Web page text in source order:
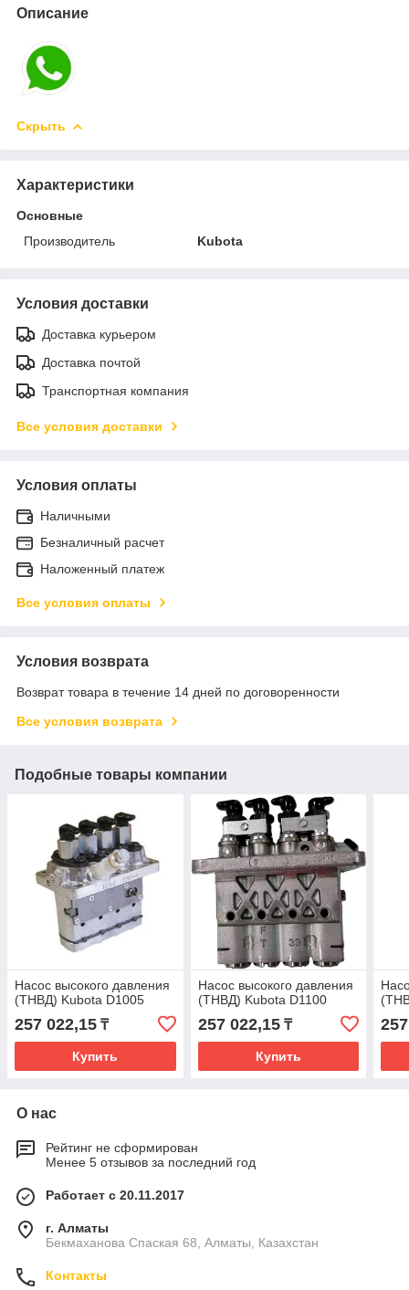
Описание
Скрыть
Характеристики
Основные
Производитель
Kubota
Условия доставки
Доставка курьером
Доставка почтой
Транспортная компания
Все условия доставки
Условия оплаты
Наличными
Безналичный расчет
Наложенный платеж
Все условия оплаты
Условия возврата
Возврат товара в течение 14 дней по договоренности
Все условия возврата
Подобные товары компании
Насос высокого давления
(ТНВД) Kubota D1005
257 022,15 ₸
Купить
Насос высокого давления
(ТНВД) Kubota D1100
257 022,15₸
Купить
О нас
Рейтинг не сформирован
Менее 5 отзывов за последний год
Работает с 20.11.2017
г. Алматы
Бекмаханова Спаская 68, Алматы, Казахстан
Контакты